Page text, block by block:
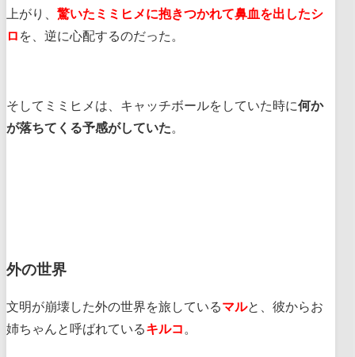
上がり、 驚いたミミヒメに抱きつかれて鼻血を出したシ
ロ を、逆に心配するのだった。
そしてミミヒメは、キャッチボールをしていた時に何か
が落ちてくる予感がしていた。
外の世界
文明が崩壊した外の世界を旅しているマルと、彼からお
姉ちゃんと呼ばれているキルコ 。